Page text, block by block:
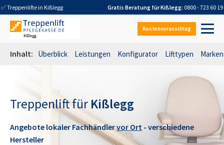
✅ Treppenlifte in Kißlegg Gratis Beratung fürKißlegg: 0800 - 723 60 19
Kostenvoranschlag
Inhalt: Überblick Leistungen Konfigurator Lifttypen Marken
Treppenlift für Kißlegg
Angebote lokaler Fachhändlervor Ort - verschiedene
Hersteller